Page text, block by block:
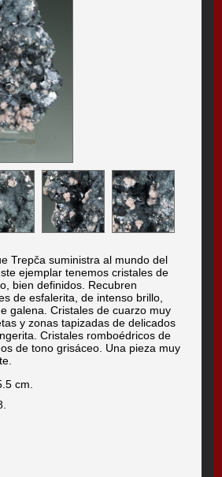
Trepča suministra al mundo del
ejemplar tenemos cristales de
bien definidos. Recubren
de esfalerita, de intenso brillo,
galena. Cristales de cuarzo muy
y zonas tapizadas de delicados
Cristales romboédricos de
de tono grisáceo. Una pieza muy
cm.